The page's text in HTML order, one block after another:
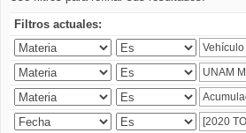
Filtros actuales: